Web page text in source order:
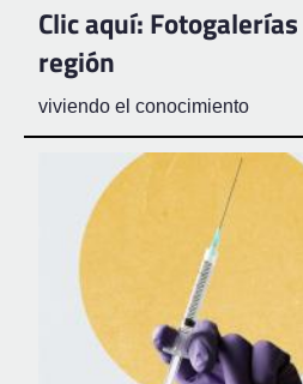
Clic aquí:
región
viviendo el conocimiento